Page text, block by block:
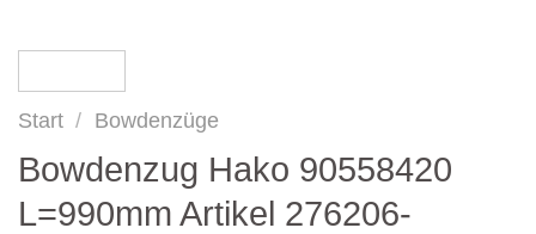
Start / Bowdenzüge
Bowdenzug Hako 90558420
L=990mm Artikel 276206-